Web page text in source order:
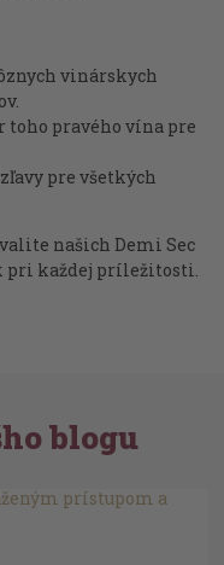
vinárskych
toho pravého vína pre
pre všetkých
našich Demi Sec
pri každej príležitosti.
blogu